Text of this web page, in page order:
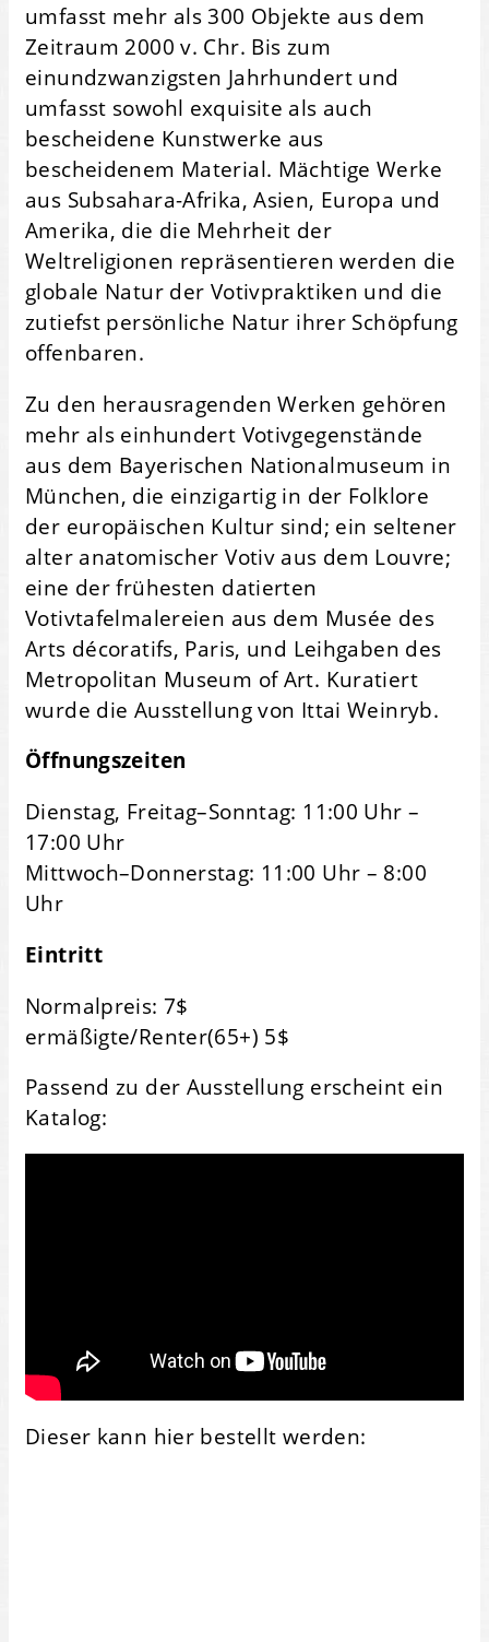
umfasst mehr als 300 Objekte aus dem
Zeitraum 2000 v. Chr. Bis zum
einundzwanzigsten Jahrhundert und
umfasst sowohl exquisite als auch
bescheidene Kunstwerke aus
bescheidenem Material. Mächtige Werke
aus Subsahara-Afrika, Asien, Europa und
Amerika, die die Mehrheit der
Weltreligionen repräsentieren werden die
globale Natur der Votivpraktiken und die
zutiefst persönliche Natur ihrer Schöpfung
offenbaren.
Zu den herausragenden Werken gehören
mehr als einhundert Votivgegenstände
aus dem Bayerischen Nationalmuseum in
München, die einzigartig in der Folklore
der europäischen Kultur sind; ein seltener
alter anatomischer Votiv aus dem Louvre;
eine der frühesten datierten
Votivtafelmalereien aus dem Musée des
Arts décoratifs, Paris, und Leihgaben des
Metropolitan Museum of Art. Kuratiert
wurde die Ausstellung von Ittai Weinryb.
Öffnungszeiten
Dienstag, Freitag–Sonntag: 11:00 Uhr –
17:00 Uhr
Mittwoch–Donnerstag: 11:00 Uhr – 8:00
Uhr
Eintritt
Normalpreis: 7$
ermäßigte/Renter(65+) 5$
Passend zu der Ausstellung erscheint ein
Katalog:
Dieser kann hier bestellt werden: